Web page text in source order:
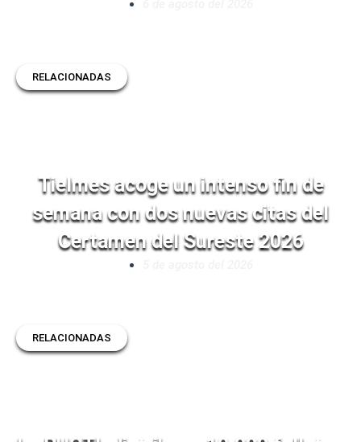
RELACIONADAS
Tielmes acoge un intenso fin de
semana con dos nuevas citas del
Certamen del Sureste 2026
RELACIONADAS